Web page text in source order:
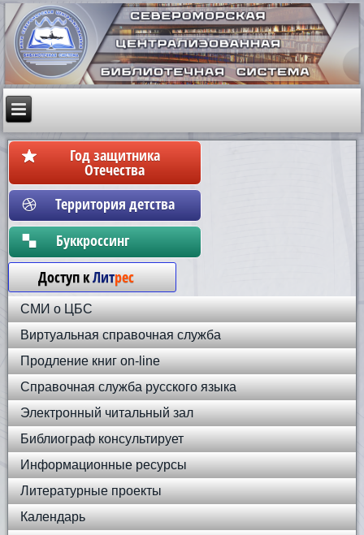
Год защитника
Отечества
Территория детства
Бyккpoccинг
Доступ кЛитрес
СМИ о ЦБС
Виртуальная справочная служба
Продление книг on-line
Справочная служба русского языка
Электронный читальный зал
Библиограф консультирует
Информационные ресурсы
Литературные проекты
Календарь